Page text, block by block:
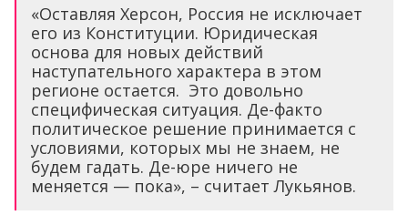
«Оставляя Херсон, Россия не исключает
его из Конституции. Юридическая
основа для новых действий
наступательного характера в этом
регионе остается. Это довольно
специфическая ситуация. Де-факто
политическое решение принимается с
условиями, которых мы не знаем, не
будем гадать. Де-юре ничего не
меняется — пока», – считает Лукьянов.